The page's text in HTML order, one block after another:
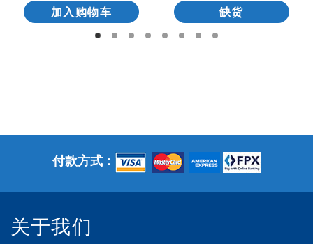
加入购物车 缺货
付款方式：
关于我们